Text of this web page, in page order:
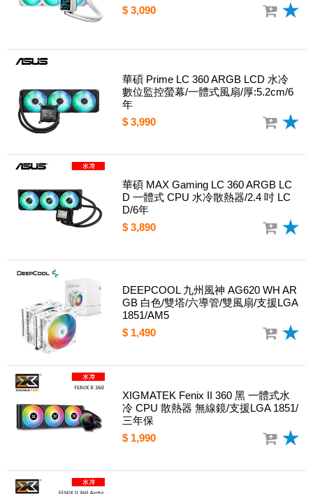
$ 3,090
華碩 Prime LC 360 ARGB LCD 水冷
數位監控螢幕/一體式風扇/厚:5.2cm/6
年
$ 3,990
華碩 MAX Gaming LC 360 ARGB LC
D 一體式 CPU 水冷散熱器/2.4 吋 LC
D/6年
$ 3,890
DEEPCOOL 九州風神 AG620 WH AR
GB 白色/雙塔/六導管/雙風扇/支援LGA
1851/AM5
$ 1,490
XIGMATEK Fenix II 360 黑 一體式水
冷 CPU 散熱器 無線鏡/支援LGA 1851/
三年保
$ 1,990